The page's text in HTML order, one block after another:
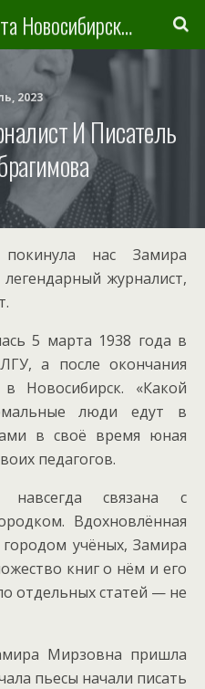
Литературная карта Новосибирска и Новосибирской области
2023
И Писатель
нас Замира
журналист,
5 марта 1938 года в
а после окончания
Новосибирск. «Какой
люди едут в
в своё время юная
педагогов.
навсегда связана с
Вдохновлённая
учёных, Замира
книг о нём и его
отдельных статей — не
Мирзовна пришла
пьесы начали писать